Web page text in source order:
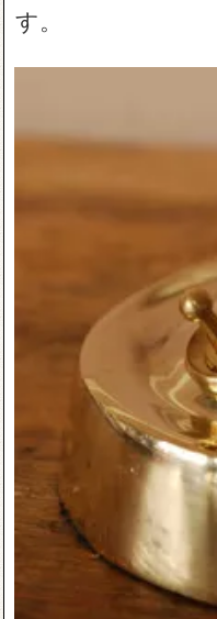
す。